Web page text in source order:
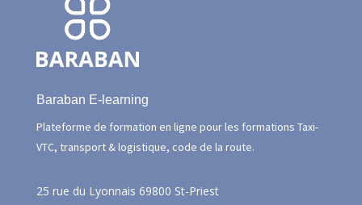
Baraban E-learning
Plateforme de formation en ligne pour les formations Taxi-
VTC, transport & logistique, code de la route.
25 rue du Lyonnais 69800 St-Priest